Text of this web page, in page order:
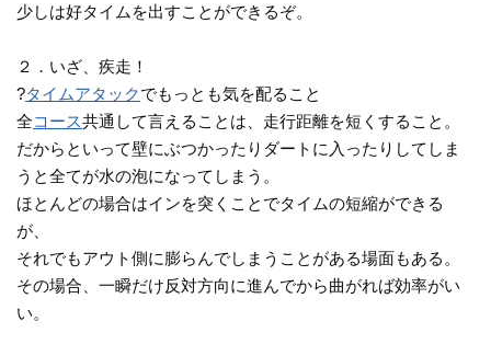
少しは好タイムを出すことができるぞ。
２．いざ、疾走！
?タイムアタックでもっとも気を配ること
全コース共通して言えることは、走行距離を短くすること。
だからといって壁にぶつかったりダートに入ったりしてしま
うと全てが水の泡になってしまう。
ほとんどの場合はインを突くことでタイムの短縮ができる
が、
それでもアウト側に膨らんでしまうことがある場面もある。
その場合、一瞬だけ反対方向に進んでから曲がれば効率がい
い。